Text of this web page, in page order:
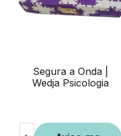
Segura a Onda |
Wedja Psicologia